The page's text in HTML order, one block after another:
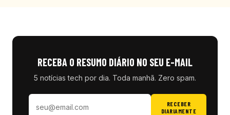
RECEBA O RESUMO DIÁRIO NO SEU E-MAIL
5 notícias tech por dia. Toda manhã. Zero spam.
RECEBER
DIARIAMENTE